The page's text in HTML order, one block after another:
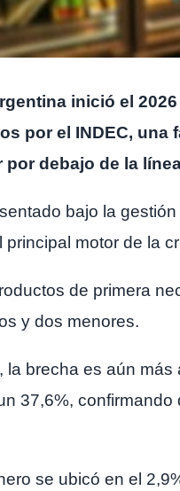
inició el
por el INDEC,
por debajo de la
bajo la
motor de la
de primera
y dos menores.
la brecha es aún
37,6%,
se ubicó en el